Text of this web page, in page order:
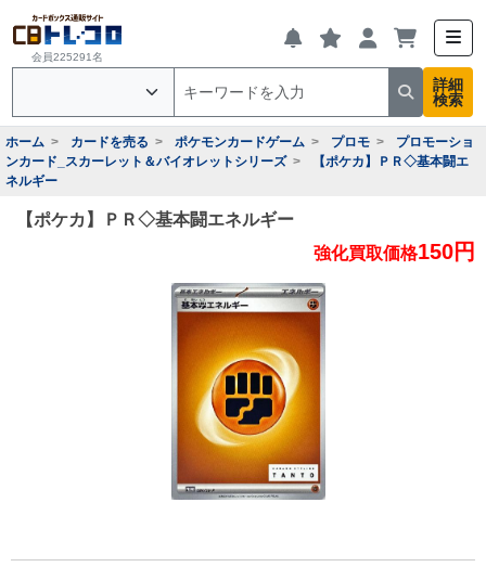
会員225291名
詳細
検索
ホーム カードを売る ポケモンカードゲーム プロモ
プロモーショ
ンカード_スカーレット＆バイオレットシリーズ
【ポケカ】ＰＲ◇基本闘エ
ネルギー
【ポケカ】ＰＲ◇基本闘エネルギー
強化買取価格150円